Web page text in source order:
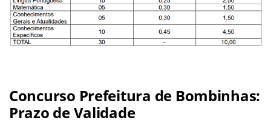
Concurso Prefeitura de Bombinhas:
Prazo de Validade